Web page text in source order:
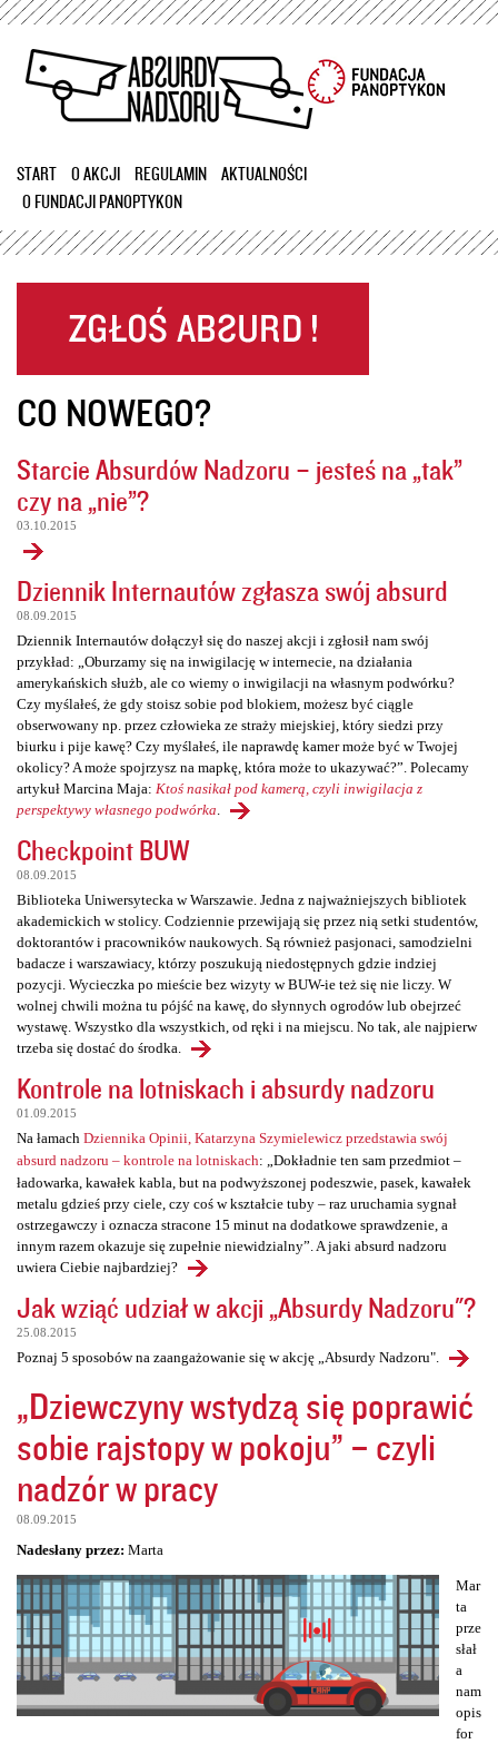
Przejdź
treści
START O AKCJI REGULAMIN
AKTUALNOŚCI
O FUNDACJI PANOPTYKON
CO NOWEGO?
Starcie Absurdów Nadzoru – jesteś na „tak”
czy na „nie”?
03.10.2015
Dziennik Internautów zgłasza swój absurd
08.09.2015
Dziennik Internautów dołączył się do naszej akcji i zgłosił nam swój
przykład: „Oburzamy się na inwigilację w internecie, na działania
amerykańskich służb, ale co wiemy o inwigilacji na własnym podwórku?
Czy myślałeś, że gdy stoisz sobie pod blokiem, możesz być ciągle
obserwowany np. przez człowieka ze straży miejskiej, który siedzi przy
biurku i pije kawę? Czy myślałeś, ile naprawdę kamer może być w Twojej
okolicy? A może spojrzysz na mapkę, która może to ukazywać?”. Polecamy
artykuł Marcina Maja: Ktoś nasikał pod kamerą, czyli inwigilacja z
perspektywy własnego podwórka
Checkpoint BUW
08.09.2015
Biblioteka Uniwersytecka w Warszawie. Jedna z najważniejszych bibliotek
akademickich w stolicy. Codziennie przewijają się przez nią setki studentów,
doktorantów i pracowników naukowych. Są również pasjonaci, samodzielni
badacze i warszawiacy, którzy poszukują niedostępnych gdzie indziej
pozycji. Wycieczka po mieście bez wizyty w BUW-ie też się nie liczy. W
wolnej chwili można tu pójść na kawę, do słynnych ogrodów lub obejrzeć
wystawę. Wszystko dla wszystkich, od ręki i na miejscu. No tak, ale najpierw
trzeba się dostać do środka.
Kontrole na lotniskach i absurdy nadzoru
01.09.2015
Na łamach Dziennika Opinii, Katarzyna Szymielewicz przedstawia swój
absurd nadzoru – kontrole na lotniskach: „Dokładnie ten sam przedmiot –
ładowarka, kawałek kabla, but na podwyższonej podeszwie, pasek, kawałek
metalu gdzieś przy ciele, czy coś w kształcie tuby – raz uruchamia sygnał
ostrzegawczy i oznacza stracone 15 minut na dodatkowe sprawdzenie, a
innym razem okazuje się zupełnie niewidzialny”. A jaki absurd nadzoru
uwiera Ciebie najbardziej?
Jak wziąć udział w akcji „Absurdy Nadzoru"?
25.08.2015
Poznaj 5 sposobów na zaangażowanie się w akcję „Absurdy Nadzoru".
„Dziewczyny wstydzą się poprawić
sobie rajstopy w pokoju” – czyli
nadzór w pracy
08.09.2015
Nadesłany przez: Marta
Mar
ta
prze
słał
a
nam
opis
for